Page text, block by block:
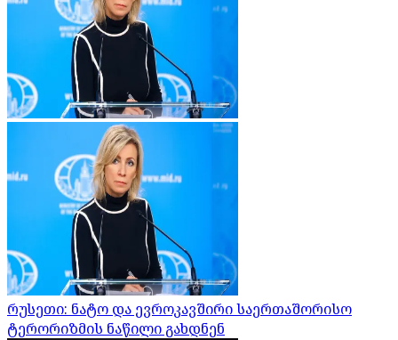
რუსეთი: ნატო და ევროკავშირი საერთაშორისო
ტერორიზმის ნაწილი გახდნენ